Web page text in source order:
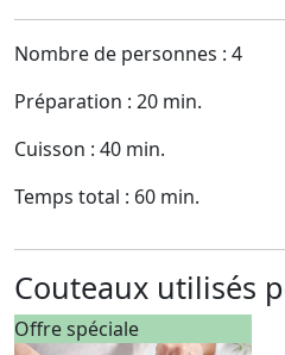
Nombre de personnes : 4
Préparation : 20 min.
Cuisson : 40 min.
Temps total : 60 min.
Couteaux utilisés
Offre spéciale